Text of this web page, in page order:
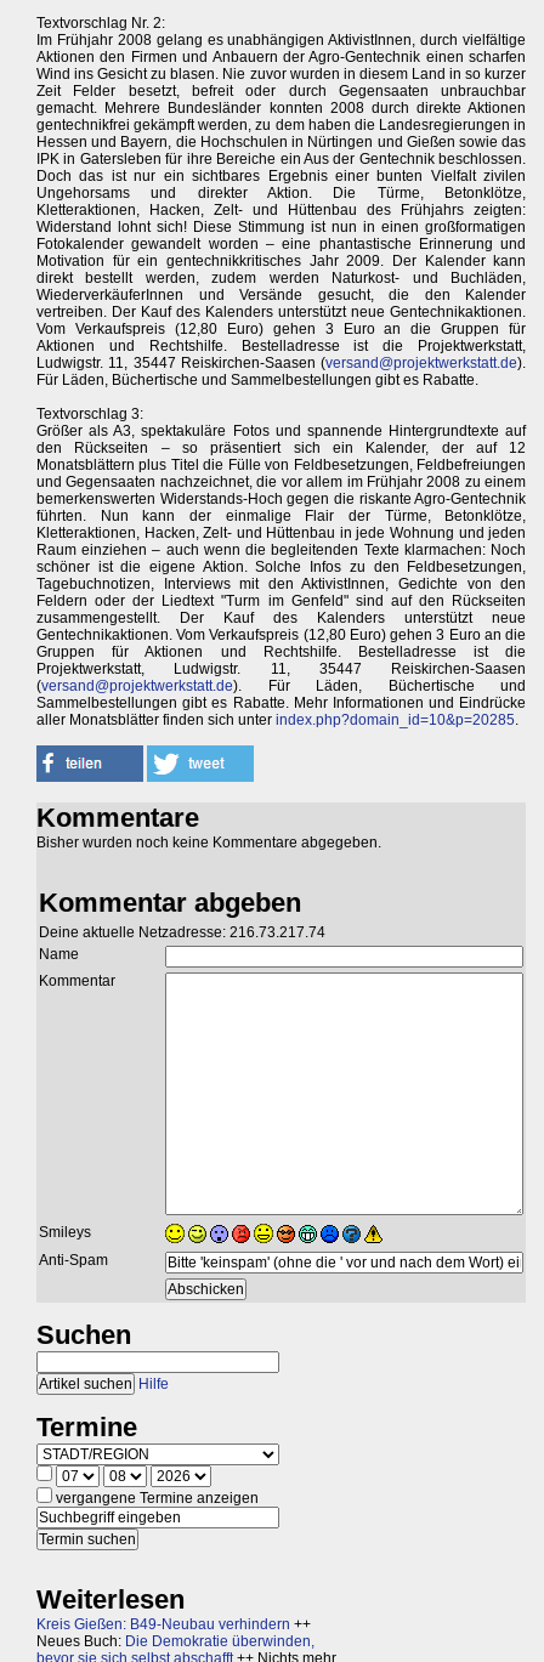
Textvorschlag Nr. 2:
Im Frühjahr 2008 gelang es unabhängigen AktivistInnen, durch vielfältige
Aktionen den Firmen und Anbauern der Agro-Gentechnik einen scharfen
Wind ins Gesicht zu blasen. Nie zuvor wurden in diesem Land in so kurzer
Zeit Felder besetzt, befreit oder durch Gegensaaten unbrauchbar
gemacht. Mehrere Bundesländer konnten 2008 durch direkte Aktionen
gentechnikfrei gekämpft werden, zu dem haben die Landesregierungen in
Hessen und Bayern, die Hochschulen in Nürtingen und Gießen sowie das
IPK in Gatersleben für ihre Bereiche ein Aus der Gentechnik beschlossen.
Doch das ist nur ein sichtbares Ergebnis einer bunten Vielfalt zivilen
Ungehorsams und direkter Aktion. Die Türme, Betonklötze,
Kletteraktionen, Hacken, Zelt- und Hüttenbau des Frühjahrs zeigten:
Widerstand lohnt sich! Diese Stimmung ist nun in einen großformatigen
Fotokalender gewandelt worden – eine phantastische Erinnerung und
Motivation für ein gentechnikkritisches Jahr 2009. Der Kalender kann
direkt bestellt werden, zudem werden Naturkost- und Buchläden,
WiederverkäuferInnen und Versände gesucht, die den Kalender
vertreiben. Der Kauf des Kalenders unterstützt neue Gentechnikaktionen.
Vom Verkaufspreis (12,80 Euro) gehen 3 Euro an die Gruppen für
Aktionen und Rechtshilfe. Bestelladresse ist die Projektwerkstatt,
Ludwigstr. 11, 35447 Reiskirchen-Saasen (versand@projektwerkstatt.de).
Für Läden, Büchertische und Sammelbestellungen gibt es Rabatte.
Textvorschlag 3:
Größer als A3, spektakuläre Fotos und spannende Hintergrundtexte auf
den Rückseiten – so präsentiert sich ein Kalender, der auf 12
Monatsblättern plus Titel die Fülle von Feldbesetzungen, Feldbefreiungen
und Gegensaaten nachzeichnet, die vor allem im Frühjahr 2008 zu einem
bemerkenswerten Widerstands-Hoch gegen die riskante Agro-Gentechnik
führten. Nun kann der einmalige Flair der Türme, Betonklötze,
Kletteraktionen, Hacken, Zelt- und Hüttenbau in jede Wohnung und jeden
Raum einziehen – auch wenn die begleitenden Texte klarmachen: Noch
schöner ist die eigene Aktion. Solche Infos zu den Feldbesetzungen,
Tagebuchnotizen, Interviews mit den AktivistInnen, Gedichte von den
Feldern oder der Liedtext "Turm im Genfeld" sind auf den Rückseiten
zusammengestellt. Der Kauf des Kalenders unterstützt neue
Gentechnikaktionen. Vom Verkaufspreis (12,80 Euro) gehen 3 Euro an die
Gruppen für Aktionen und Rechtshilfe. Bestelladresse ist die
Projektwerkstatt, Ludwigstr. 11, 35447 Reiskirchen-Saasen
(versand@projektwerkstatt.de). Für Läden, Büchertische und
Sammelbestellungen gibt es Rabatte. Mehr Informationen und Eindrücke
aller Monatsblätter finden sich unter index.php?domain_id=10&p=20285.
Kommentare
Bisher wurden noch keine Kommentare abgegeben.
Kommentar abgeben
Deine aktuelle Netzadresse: 216.73.217.74
Name
Kommentar
Smileys
Anti-Spam
Suchen
Hilfe
Termine
vergangene Termine anzeigen
Weiterlesen
Kreis Gießen: B49-Neubau verhindern ++
Neues Buch: Die Demokratie überwinden,